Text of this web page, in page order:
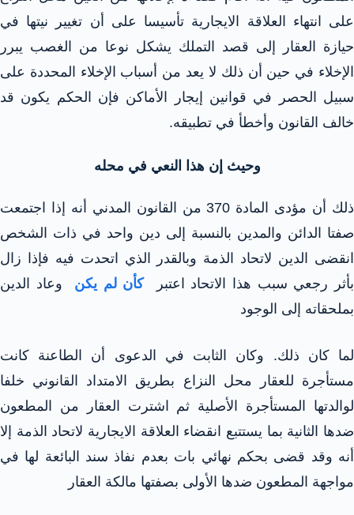
على انتهاء العلاقة الايجارية تأسيسا على أن تغيير نيتها في
حيازة العقار إلى قصد التملك يشكل نوعا من الغصب يبرر
الإخلاء في حين أن ذلك لا يعد من أسباب الإخلاء المحددة على
سبيل الحصر في قوانين إيجار الأماكن فإن الحكم يكون قد
خالف القانون وأخطأ في تطبيقه.
وحيث إن هذا النعي في محله
ذلك أن مؤدى المادة 370 من القانون المدني أنه إذا اجتمعت
صفتا الدائن والمدين بالنسبة إلى دين واحد في ذات الشخص
انقضى الدين لاتحاد الذمة وبالقدر الذي اتحدت فيه فإذا زال
بأثر رجعي سبب هذا الاتحاد اعتبركأن لم يكن
وعاد الدين
بملحقاته إلى الوجود
لما كان ذلك. وكان الثابت في الدعوى أن الطاعنة كانت
مستأجرة للعقار محل النزاع بطريق الامتداد القانوني خلفا
لوالدتها المستأجرة الأصلية ثم اشترت العقار من المطعون
ضدها الثانية بما يستتبع انقضاء العلاقة الايجارية لاتحاد الذمة إلا
أنه وقد قضى بحكم نهائي بات بعدم نفاذ سند البائعة لها في
مواجهة المطعون ضدها الأولى بصفتها مالكة العقار